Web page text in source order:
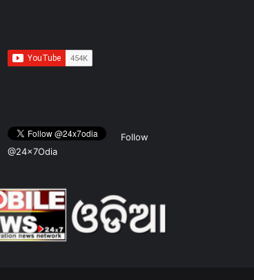
Follow
@24x7Odia